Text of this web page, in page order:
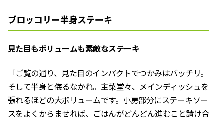
ブロッコリー半身ステーキ
見た目もボリュームも素敵なステーキ
「ご覧の通り、見た目のインパクトでつかみはバッチリ。
そして半身と侮るなかれ。主菜堂々、メインディッシュを
張れるほどの大ボリュームです。小房部分にステーキソー
スをよくからませれば、ごはんがどんどん進むこと請け合